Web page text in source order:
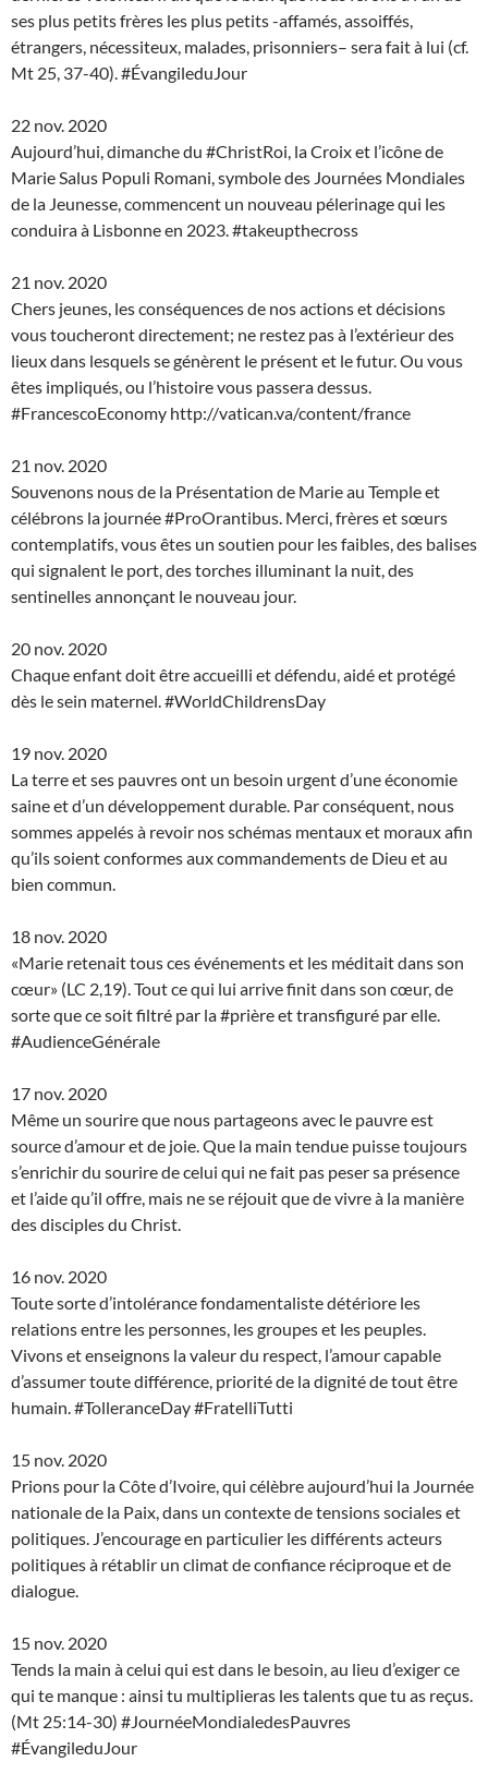
ses plus petits frères les plus petits -affamés, assoiffés,
étrangers, nécessiteux, malades, prisonniers– sera fait à lui (cf.
Mt 25, 37-40). #ÉvangileduJour
22 nov. 2020
Aujourd’hui, dimanche du #ChristRoi, la Croix et l’icône de
Marie Salus Populi Romani, symbole des Journées Mondiales
de la Jeunesse, commencent un nouveau pélerinage qui les
conduira à Lisbonne en 2023. #takeupthecross
21 nov. 2020
Chers jeunes, les conséquences de nos actions et décisions
vous toucheront directement; ne restez pas à l’extérieur des
lieux dans lesquels se génèrent le présent et le futur. Ou vous
êtes impliqués, ou l’histoire vous passera dessus.
#FrancescoEconomy http://vatican.va/content/france
21 nov. 2020
Souvenons nous de la Présentation de Marie au Temple et
célébrons la journée #ProOrantibus. Merci, frères et sœurs
contemplatifs, vous êtes un soutien pour les faibles, des balises
qui signalent le port, des torches illuminant la nuit, des
sentinelles annonçant le nouveau jour.
20 nov. 2020
Chaque enfant doit être accueilli et défendu, aidé et protégé
dès le sein maternel. #WorldChildrensDay
19 nov. 2020
La terre et ses pauvres ont un besoin urgent d’une économie
saine et d’un développement durable. Par conséquent, nous
sommes appelés à revoir nos schémas mentaux et moraux afin
qu’ils soient conformes aux commandements de Dieu et au
bien commun.
18 nov. 2020
«Marie retenait tous ces événements et les méditait dans son
cœur» (LC 2,19). Tout ce qui lui arrive finit dans son cœur, de
sorte que ce soit filtré par la #prière et transfiguré par elle.
#AudienceGénérale
17 nov. 2020
Même un sourire que nous partageons avec le pauvre est
source d’amour et de joie. Que la main tendue puisse toujours
s’enrichir du sourire de celui qui ne fait pas peser sa présence
et l’aide qu’il offre, mais ne se réjouit que de vivre à la manière
des disciples du Christ.
16 nov. 2020
Toute sorte d’intolérance fondamentaliste détériore les
relations entre les personnes, les groupes et les peuples.
Vivons et enseignons la valeur du respect, l’amour capable
d’assumer toute différence, priorité de la dignité de tout être
humain. #TolleranceDay #FratelliTutti
15 nov. 2020
Prions pour la Côte d’Ivoire, qui célèbre aujourd’hui la Journée
nationale de la Paix, dans un contexte de tensions sociales et
politiques. J’encourage en particulier les différents acteurs
politiques à rétablir un climat de confiance réciproque et de
dialogue.
15 nov. 2020
Tends la main à celui qui est dans le besoin, au lieu d’exiger ce
qui te manque : ainsi tu multiplieras les talents que tu as reçus.
(Mt 25:14-30) #JournéeMondialedesPauvres
#ÉvangileduJour